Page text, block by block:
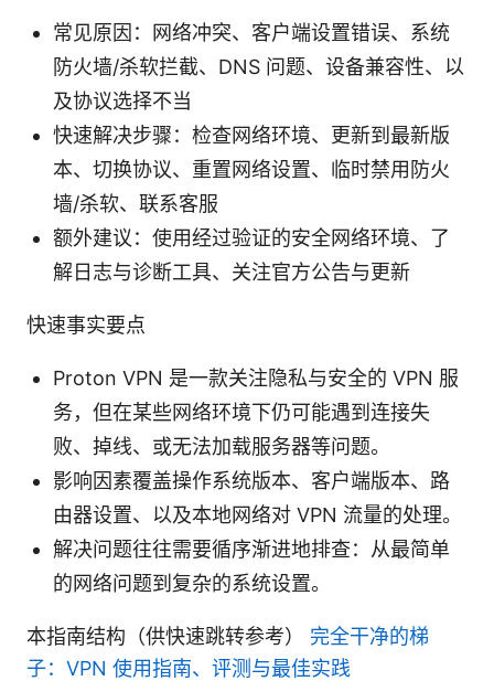
常见原因：网络冲突、客户端设置错误、系统
防火墙/杀软拦截、DNS 问题、设备兼容性、以
及协议选择不当
快速解决步骤：检查网络环境、更新到最新版
本、切换协议、重置网络设置、临时禁用防火
墙/杀软、联系客服
额外建议：使用经过验证的安全网络环境、了
解日志与诊断工具、关注官方公告与更新
快速事实要点
Proton VPN 是一款关注隐私与安全的 VPN 服
务，但在某些网络环境下仍可能遇到连接失
败、掉线、或无法加载服务器等问题。
影响因素覆盖操作系统版本、客户端版本、路
由器设置、以及本地网络对 VPN 流量的处理。
解决问题往往需要循序渐进地排查：从最简单
的网络问题到复杂的系统设置。
本指南结构（供快速跳转参考） 完全干净的梯
子：VPN 使用指南、评测与最佳实践